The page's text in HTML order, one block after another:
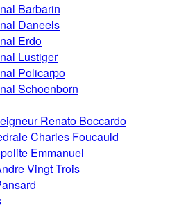
Barbarin
Daneels
Erdo
Lustiger
Policarpo
Schoenborn
Renato Boccardo
Charles Foucauld
Emmanuel
Vingt Trois